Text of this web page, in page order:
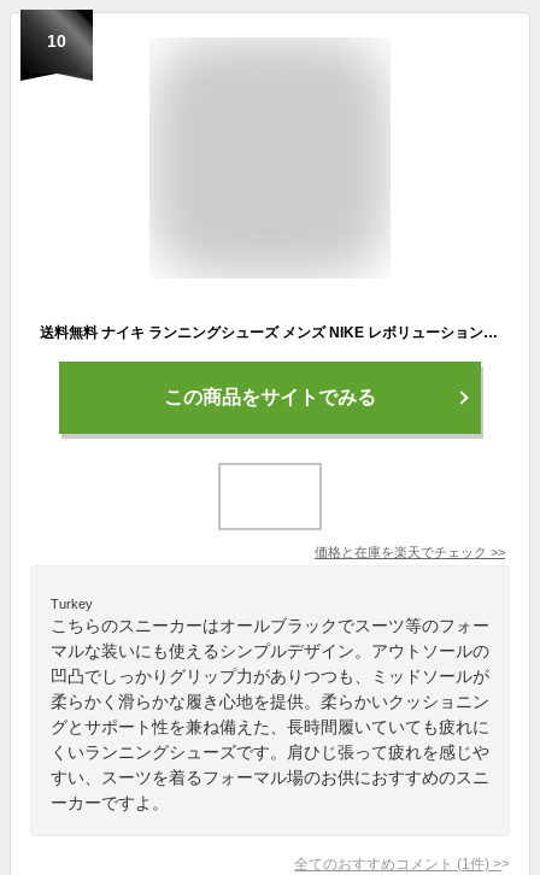
10
送料無料 ナイキ ランニングシューズ メンズ NIKE レボリューション 7 ローカット ひも靴 ジョギング トレーニング メンズシューズ スニーカー 靴 男性用 ウォーキング 黒 ブラック ブランド Revolution 7 スポーツシューズ くつ/FB2207-005
この商品をサイトでみる
価格と在庫を楽天でチェック >>
Turkey
こちらのスニーカーはオールブラックでスーツ等のフォー
マルな装いにも使えるシンプルデザイン。アウトソールの
凹凸でしっかりグリップ力がありつつも、ミッドソールが
柔らかく滑らかな履き心地を提供。柔らかいクッショニン
グとサポート性を兼ね備えた、長時間履いていても疲れに
くいランニングシューズです。肩ひじ張って疲れを感じや
すい、スーツを着るフォーマル場のお供におすすめのスニ
ーカーですよ。
全てのおすすめコメント (1 件) >